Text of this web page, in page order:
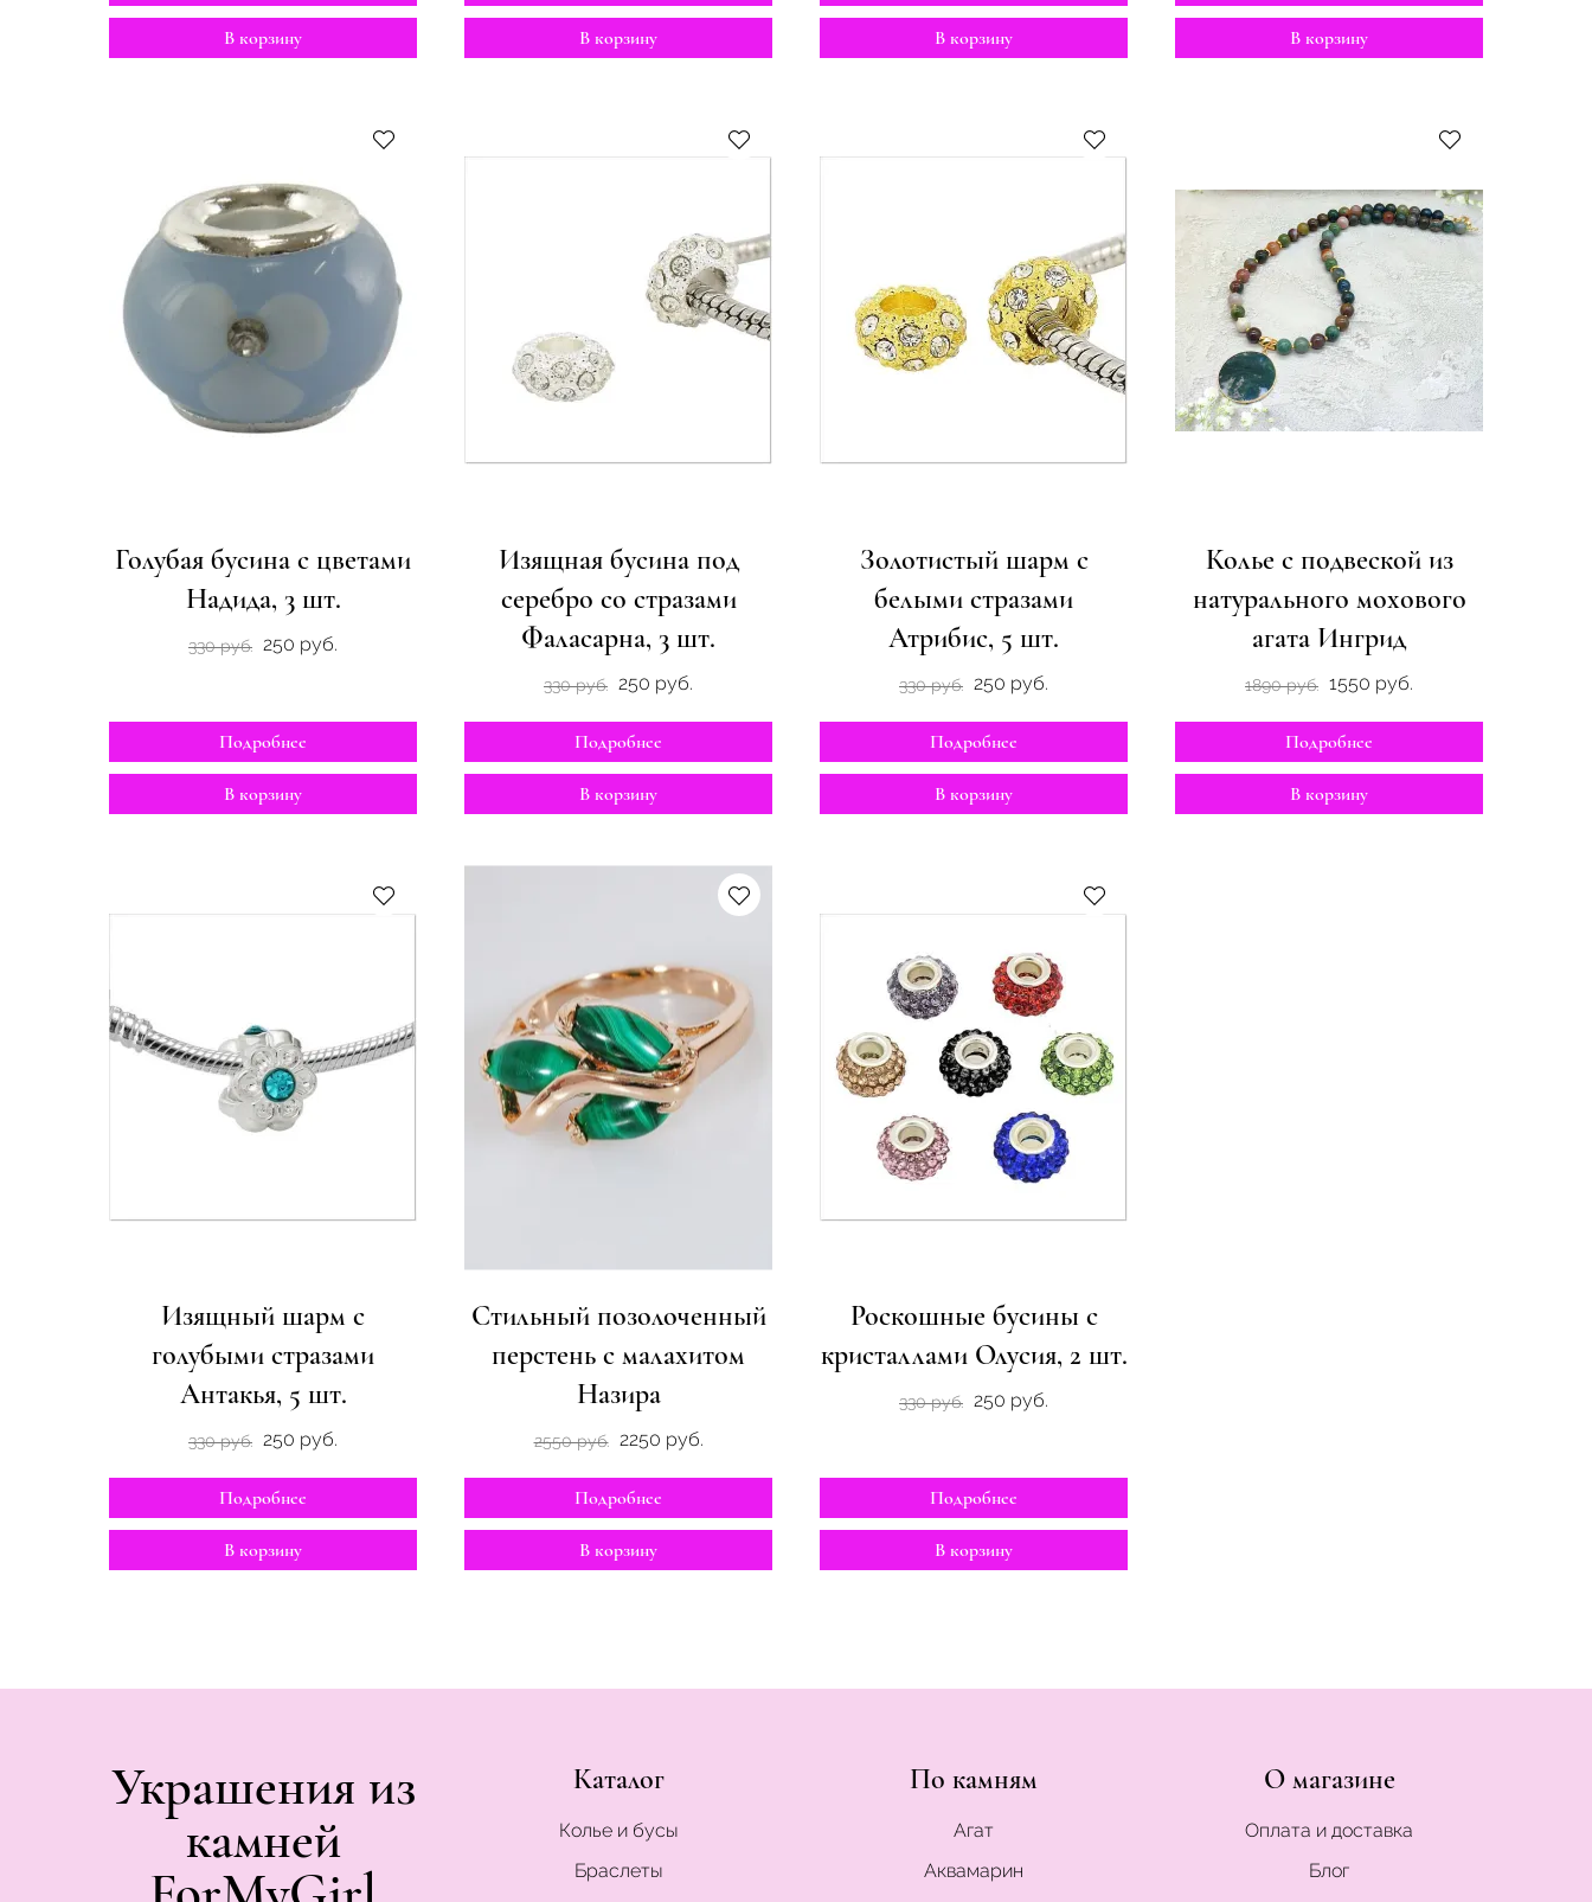
В корзину В корзину В корзину В корзину
Голубая бусина с цветами
Надида, 3 шт.
330 руб. 250 руб.
Подробнее
В корзину
Изящная бусина под
серебро со стразами
Фаласарна, 3 шт.
330 руб. 250 руб.
Подробнее
В корзину
Золотистый шарм с
белыми стразами
Атрибис, 5 шт.
330 руб. 250 руб.
Подробнее
В корзину
Колье с подвеской из
натурального мохового
агата Ингрид
1890 руб. 1550 руб.
Подробнее
В корзину
Изящный шарм с
голубыми стразами
Антакья, 5 шт.
330 руб. 250 руб.
Подробнее
В корзину
Стильный позолоченный
перстень с малахитом
Назира
2550 руб. 2250 руб.
Подробнее
В корзину
Роскошные бусины с
кристаллами Олусия, 2 шт.
330 руб. 250 руб.
Подробнее
В корзину
Украшения из
камней
Каталог
Колье и бусы
Браслеты
По камням
Агат
Аквамарин
О магазине
Оплата и доставка
Блог